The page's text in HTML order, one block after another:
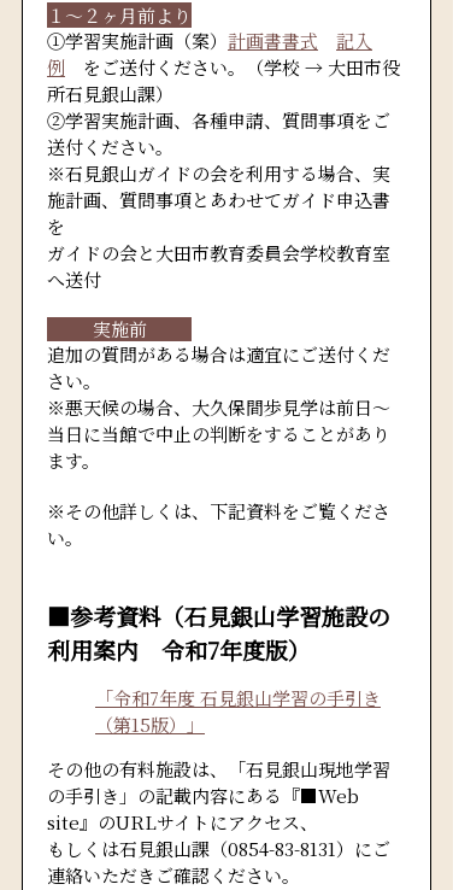
１～２ヶ月前より
①学習実施計画（案） 計画書書式
記入
例 をご送付ください。（学校 → 大田市役
所石見銀山課）
②学習実施計画、各種申請、質問事項をご
送付ください。
※石見銀山ガイドの会を利用する場合、実
施計画、質問事項とあわせてガイド申込書
を
ガイドの会と大田市教育委員会学校教育室
へ送付
実施前
追加の質問がある場合は適宜にご送付くだ
さい。
※悪天候の場合、大久保間歩見学は前日～
当日に当館で中止の判断をすることがあり
ます。
※その他詳しくは、下記資料をご覧くださ
い。
■参考資料（石見銀山学習施設の
利用案内 令和7年度版）
「令和7年度 石見銀山学習の手引き
（第15版）」
その他の有料施設は、「石見銀山現地学習
の手引き」の記載内容にある『■Web
site』のURLサイトにアクセス、
もしくは石見銀山課（0854-83-8131）にご
連絡いただきご確認ください。